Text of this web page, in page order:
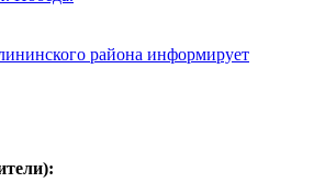
района информирует